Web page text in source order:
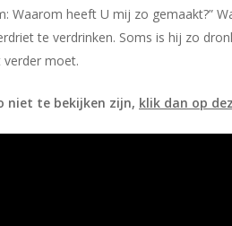
Waarom heeft U mij zo gemaakt?”
te verdrinken. Soms is hij zo
verder moet.
niet te bekijken zijn, klik dan op